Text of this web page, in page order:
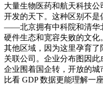
大量生物医药和航天科技
开发的天下。这种区别不是
——北京拥有中科院和清华
硬件生态和宽容失败的文
其他区域，因为这里孕育了
关联公司。企业分布图因
企业围着国企转，开放的城
比看 GDP 数据更能理解一